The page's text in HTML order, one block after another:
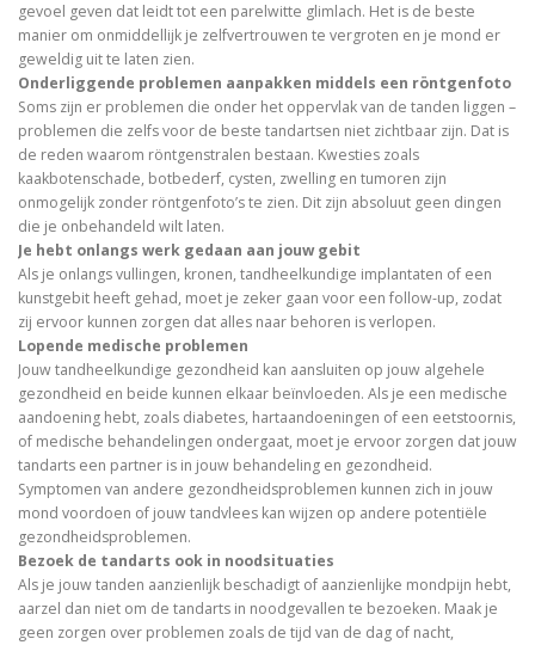
gevoel geven dat leidt tot een parelwitte glimlach. Het is de beste
manier om onmiddellijk je zelfvertrouwen te vergroten en je mond er
geweldig uit te laten zien.
Onderliggende problemen aanpakken middels een röntgenfoto
Soms zijn er problemen die onder het oppervlak van de tanden liggen –
problemen die zelfs voor de beste tandartsen niet zichtbaar zijn. Dat is
de reden waarom röntgenstralen bestaan. Kwesties zoals
kaakbotenschade, botbederf, cysten, zwelling en tumoren zijn
onmogelijk zonder röntgenfoto’s te zien. Dit zijn absoluut geen dingen
die je onbehandeld wilt laten.
Je hebt onlangs werk gedaan aan jouw gebit
Als je onlangs vullingen, kronen, tandheelkundige implantaten of een
kunstgebit heeft gehad, moet je zeker gaan voor een follow-up, zodat
zij ervoor kunnen zorgen dat alles naar behoren is verlopen.
Lopende medische problemen
Jouw tandheelkundige gezondheid kan aansluiten op jouw algehele
gezondheid en beide kunnen elkaar beïnvloeden. Als je een medische
aandoening hebt, zoals diabetes, hartaandoeningen of een eetstoornis,
of medische behandelingen ondergaat, moet je ervoor zorgen dat jouw
tandarts een partner is in jouw behandeling en gezondheid.
Symptomen van andere gezondheidsproblemen kunnen zich in jouw
mond voordoen of jouw tandvlees kan wijzen op andere potentiële
gezondheidsproblemen.
Bezoek de tandarts ook in noodsituaties
Als je jouw tanden aanzienlijk beschadigt of aanzienlijke mondpijn hebt,
aarzel dan niet om de tandarts in noodgevallen te bezoeken. Maak je
geen zorgen over problemen zoals de tijd van de dag of nacht,